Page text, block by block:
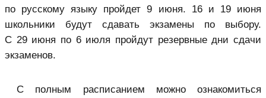
по русскому языку пройдет 9 июня. 16 и 19 июня
школьники будут сдавать экзамены по выбору.
С 29 июня по 6 июля пройдут резервные дни сдачи
экзаменов.
С полным расписанием можно ознакомиться